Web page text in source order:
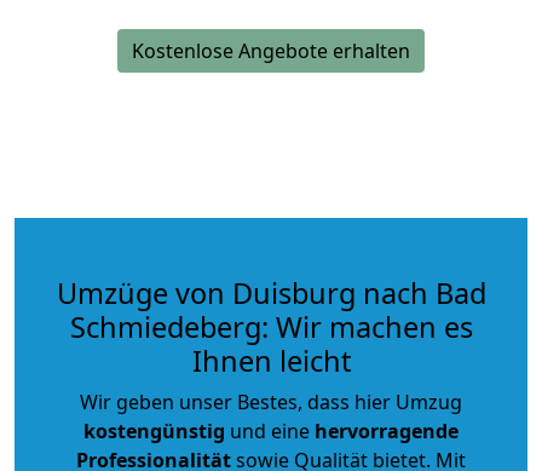
Kostenlose Angebote erhalten
Umzüge von Duisburg nach Bad
Schmiedeberg: Wir machen es
Ihnen leicht
Wir geben unser Bestes, dass hier Umzug
kostengünstig und eine hervorragende
Professionalitätsowie Qualität bietet. Mit